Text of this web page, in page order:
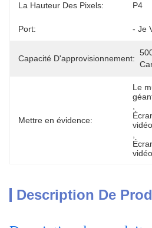
La Hauteur Des Pixels: P4
Port: - Je
Capacité D'approvisionnement:
Mettre en évidence:
Le
Description De